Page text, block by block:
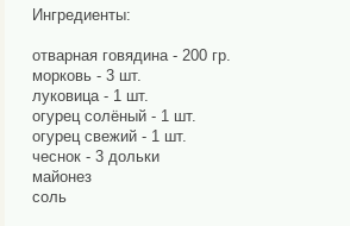
Ингредиенты:
отварная говядина - 200 гр.
морковь - 3 шт.
луковица - 1 шт.
огурец солёный - 1 шт.
огурец свежий - 1 шт.
чеснок - 3 дольки
майонез
соль